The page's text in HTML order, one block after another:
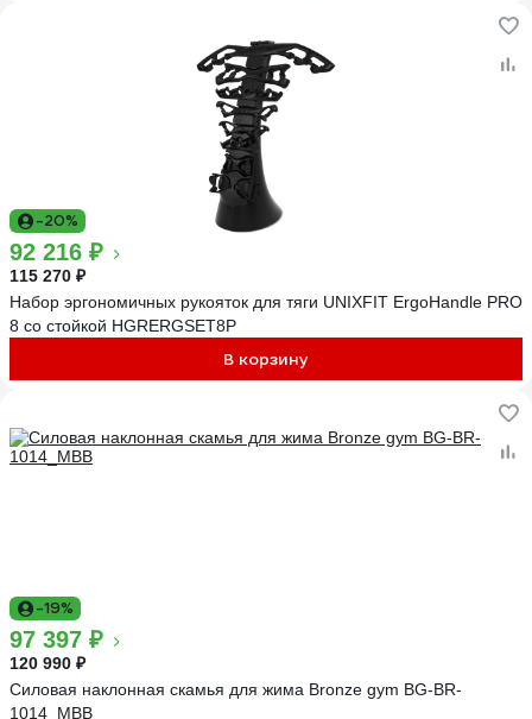
-20%
92 216 ₽
115 270 ₽
Набор эргономичных рукояток для тяги UNIXFIT ErgoHandle PRO
8 со стойкой HGRERGSET8P
В корзину
-19%
97 397 ₽
120 990 ₽
Силовая наклонная скамья для жима Bronze gym BG-BR-
1014_MBB